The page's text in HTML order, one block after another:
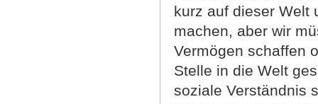
kurz auf dieser Welt
machen, aber wir
Vermögen schaffen
Stelle in die Welt
soziale Verständnis